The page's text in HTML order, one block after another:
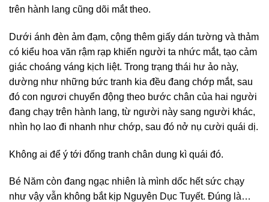
trên hành lang cũng dõi mắt theo.
Dưới ánh đèn ảm đạm, cộng thêm giấy dán tường và thảm
có kiểu hoa văn rậm rạp khiến người ta nhức mắt, tạo cảm
giác choáng váng kịch liệt. Trong trạng thái hư ảo này,
dường như những bức tranh kia đều đang chớp mắt, sau
đó con ngươi chuyển động theo bước chân của hai người
đang chạy trên hành lang, từ người này sang người khác,
nhìn họ lao đi nhanh như chớp, sau đó nở nụ cười quái dị.
Không ai để ý tới đống tranh chân dung kì quái đó.
Bé Năm còn đang ngạc nhiên là mình dốc hết sức chạy
như vậy vẫn không bắt kịp Nguyên Dục Tuyết. Đúng là…